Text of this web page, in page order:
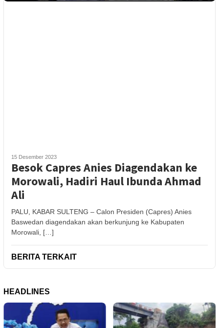
15 Desember 2023
Besok Capres Anies Diagendakan ke
Morowali, Hadiri Haul Ibunda Ahmad
Ali
PALU, KABAR SULTENG – Calon Presiden (Capres) Anies
Baswedan diagendakan akan berkunjung ke Kabupaten
Morowali, […]
BERITA TERKAIT
HEADLINES